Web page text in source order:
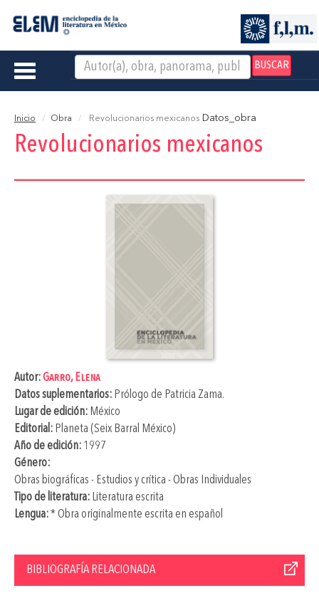
BUSCAR
Toggle
Inicio Obra Revolucionarios mexicanos Datos_obra
Revolucionarios mexicanos
Autor:Garro, Elena
Datos suplementarios: Prólogo de Patricia Zama.
Lugar de edición: México
Editorial: Planeta (Seix Barral México)
Año de edición: 1997
Género:
Obras biográficas - Estudios y crítica - Obras Individuales
Tipo de literatura: Literatura escrita
Lengua:* Obra originalmente escrita en español
BIBLIOGRAFÍA RELACIONADA